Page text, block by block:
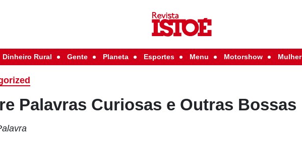
Dinheiro Rural Gente Planeta Esportes Menu Motorshow Mulher
Palavras Curiosas e Outras Bossas